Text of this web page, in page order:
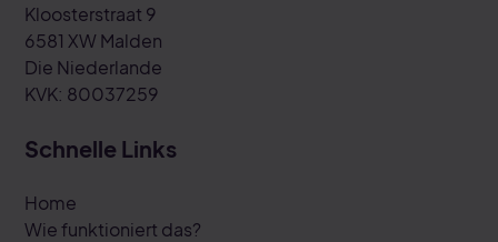
Kloosterstraat 9
6581 XW Malden
Die Niederlande
KVK: 80037259
Schnelle Links
Home
Wie funktioniert das?